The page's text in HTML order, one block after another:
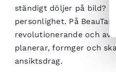
ständigt döljer på bild?
personlighet. På
revolutionerande och
planerar, formger och
ansiktsdrag.